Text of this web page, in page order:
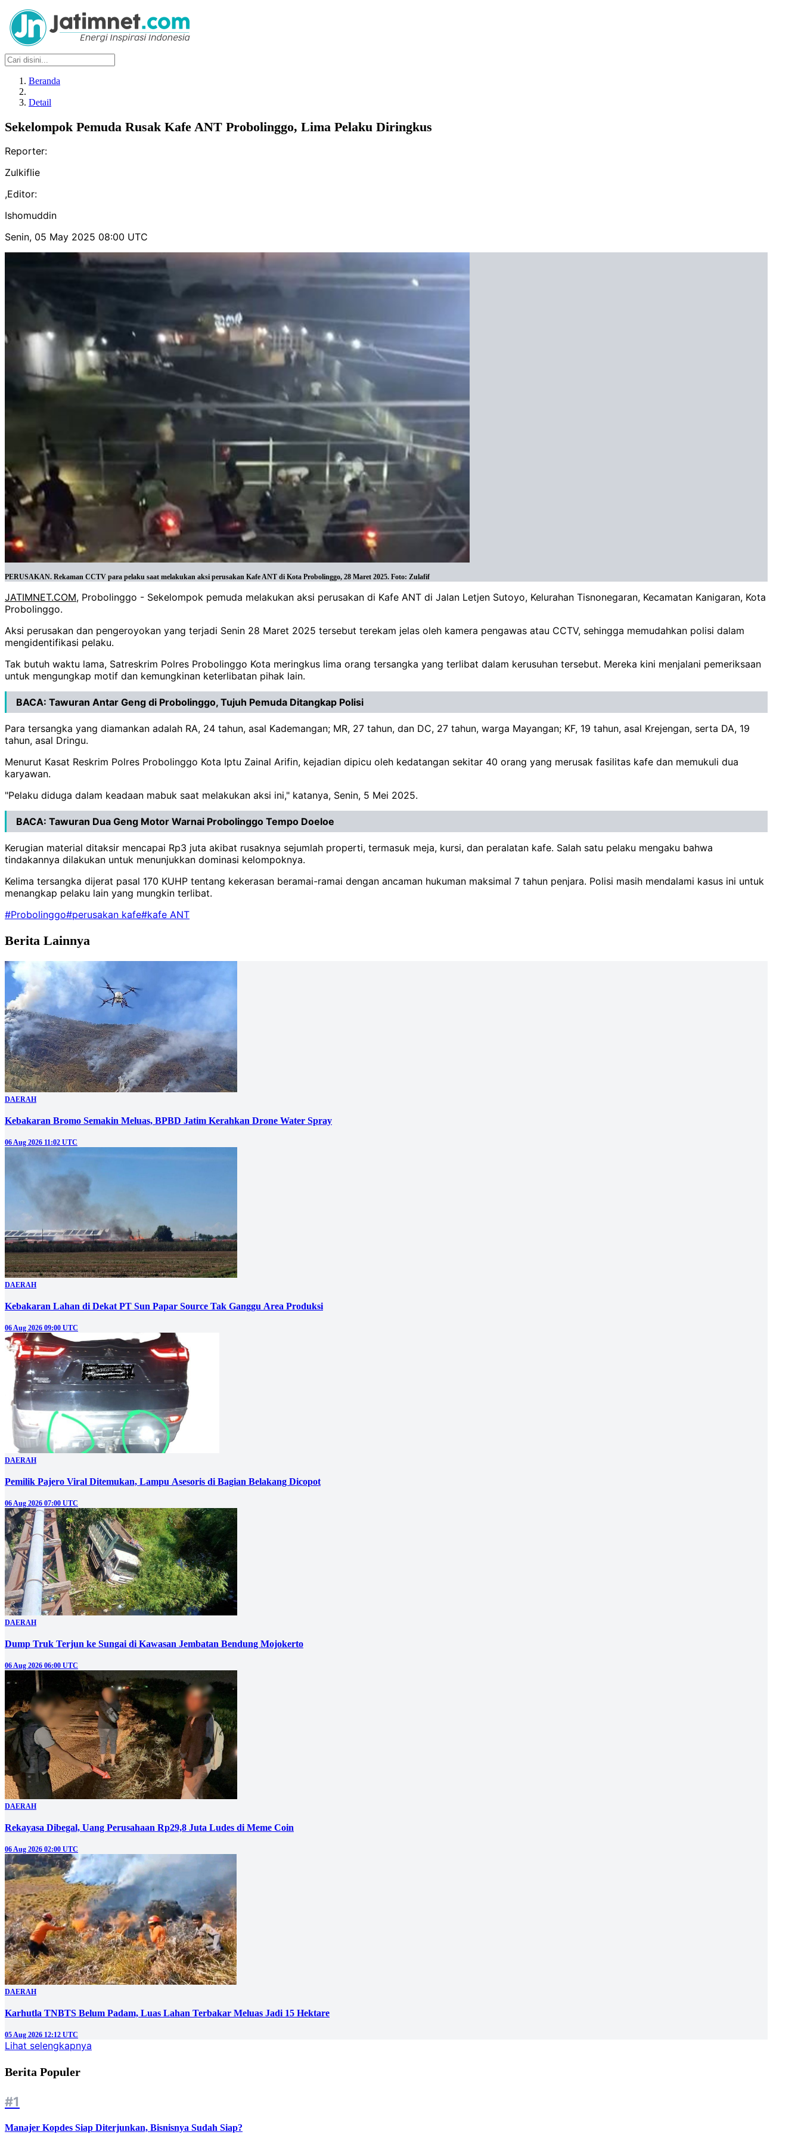
Beranda
Detail
Sekelompok Pemuda Rusak Kafe ANT Probolinggo, Lima Pelaku Diringkus
Reporter:
Zulkiflie
,Editor:
Ishomuddin
Senin, 05 May 2025 08:00 UTC
PERUSAKAN. Rekaman CCTV para pelaku saat melakukan aksi perusakan Kafe ANT di Kota Probolinggo, 28 Maret 2025. Foto: Zulafif
JATIMNET.COM, Probolinggo - Sekelompok pemuda melakukan aksi perusakan di Kafe ANT di Jalan Letjen Sutoyo, Kelurahan Tisnonegaran, Kecamatan Kanigaran, Kota
Probolinggo.
Aksi perusakan dan pengeroyokan yang terjadi Senin 28 Maret 2025 tersebut terekam jelas oleh kamera pengawas atau CCTV, sehingga memudahkan polisi dalam
mengidentifikasi pelaku.
Tak butuh waktu lama, Satreskrim Polres Probolinggo Kota meringkus lima orang tersangka yang terlibat dalam kerusuhan tersebut. Mereka kini menjalani pemeriksaan
untuk mengungkap motif dan kemungkinan keterlibatan pihak lain.
BACA: Tawuran Antar Geng di Probolinggo, Tujuh Pemuda Ditangkap Polisi
Para tersangka yang diamankan adalah RA, 24 tahun, asal Kademangan; MR, 27 tahun, dan DC, 27 tahun, warga Mayangan; KF, 19 tahun, asal Krejengan, serta DA, 19
tahun, asal Dringu.
Menurut Kasat Reskrim Polres Probolinggo Kota Iptu Zainal Arifin, kejadian dipicu oleh kedatangan sekitar 40 orang yang merusak fasilitas kafe dan memukuli dua
karyawan.
"Pelaku diduga dalam keadaan mabuk saat melakukan aksi ini," katanya, Senin, 5 Mei 2025.
BACA: Tawuran Dua Geng Motor Warnai Probolinggo Tempo Doeloe
Kerugian material ditaksir mencapai Rp3 juta akibat rusaknya sejumlah properti, termasuk meja, kursi, dan peralatan kafe. Salah satu pelaku mengaku bahwa
tindakannya dilakukan untuk menunjukkan dominasi kelompoknya.
Kelima tersangka dijerat pasal 170 KUHP tentang kekerasan beramai-ramai dengan ancaman hukuman maksimal 7 tahun penjara. Polisi masih mendalami kasus ini untuk
menangkap pelaku lain yang mungkin terlibat.
#Probolinggo#perusakan kafe#kafe ANT
Berita Lainnya
DAERAH
Kebakaran Bromo Semakin Meluas, BPBD Jatim Kerahkan Drone Water Spray
06 Aug 2026 11:02 UTC
DAERAH
Kebakaran Lahan di Dekat PT Sun Papar Source Tak Ganggu Area Produksi
06 Aug 2026 09:00 UTC
DAERAH
Pemilik Pajero Viral Ditemukan, Lampu Asesoris di Bagian Belakang Dicopot
06 Aug 2026 07:00 UTC
DAERAH
Dump Truk Terjun ke Sungai di Kawasan Jembatan Bendung Mojokerto
06 Aug 2026 06:00 UTC
DAERAH
Rekayasa Dibegal, Uang Perusahaan Rp29,8 Juta Ludes di Meme Coin
06 Aug 2026 02:00 UTC
DAERAH
Karhutla TNBTS Belum Padam, Luas Lahan Terbakar Meluas Jadi 15 Hektare
05 Aug 2026 12:12 UTC
Lihat selengkapnya
Berita Populer
#1
Manajer Kopdes Siap Diterjunkan, Bisnisnya Sudah Siap?